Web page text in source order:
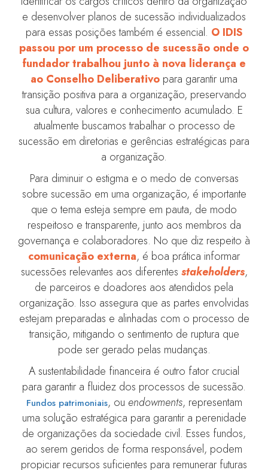
e desenvolver planos de sucessão individualizados
para essas posições também é essencial. O IDIS
passou por um processo de sucessão onde o
fundador trabalhou junto à nova liderança e
ao Conselho Deliberativo para garantir uma
transição positiva para a organização, preservando
sua cultura, valores e conhecimento acumulado. E
atualmente buscamos trabalhar o processo de
sucessão em diretorias e gerências estratégicas para
a organização.
Para diminuir o estigma e o medo de conversas
sobre sucessão em uma organização, é importante
que o tema esteja sempre em pauta, de modo
respeitoso e transparente, junto aos membros da
governança e colaboradores. No que diz respeito à
comunicação externa, é boa prática informar
sucessões relevantes aos diferentes stakeholders,
de parceiros e doadores aos atendidos pela
organização. Isso assegura que as partes envolvidas
estejam preparadas e alinhadas com o processo de
transição, mitigando o sentimento de ruptura que
pode ser gerado pelas mudanças.
A sustentabilidade financeira é outro fator crucial
para garantir a fluidez dos processos de sucessão.
Fundos patrimoniais, ou endowments, representam
uma solução estratégica para garantir a perenidade
de organizações da sociedade civil. Esses fundos,
ao serem geridos de forma responsável, podem
propiciar recursos suficientes para remunerar futuras